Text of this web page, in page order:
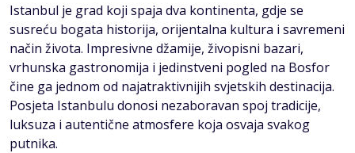
Istanbul je grad koji spaja dva kontinenta, gdje se
susreću bogata historija, orijentalna kultura i savremeni
način života. Impresivne džamije, živopisni bazari,
vrhunska gastronomija i jedinstveni pogled na Bosfor
čine ga jednom od najatraktivnijih svjetskih destinacija.
Posjeta Istanbulu donosi nezaboravan spoj tradicije,
luksuza i autentične atmosfere koja osvaja svakog
putnika.